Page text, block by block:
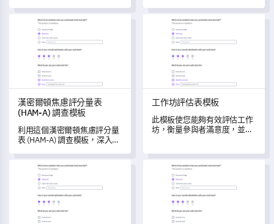
之處，並發掘改進的空間以提
升客人滿意度。
漢密爾頓焦慮評分量表 (HAM-A) 調查模板
漢密爾頓焦慮評分量表
(HAM-A) 調查模板
利用這個漢密爾頓焦慮評分量
表 (HAM-A) 調查模板，深入了
工作坊評估表模板
工作坊評估表模板
此模板使您能夠有效評估工作
坊，衡量參與者滿意度，並了
客戶反饋模板 市場調查問卷範本